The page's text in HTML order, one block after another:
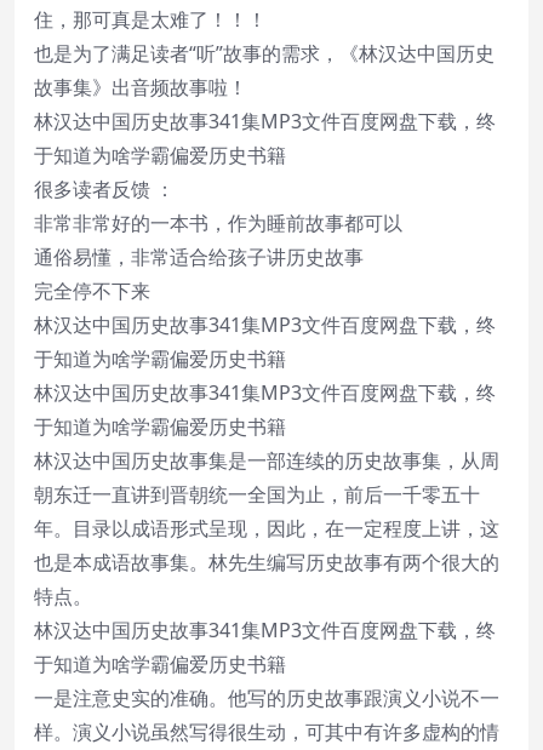
住，那可真是太难了！！！
也是为了满足读者“听”故事的需求，《林汉达中国历史
故事集》出音频故事啦！
林汉达中国历史故事341集MP3文件百度网盘下载，终
于知道为啥学霸偏爱历史书籍
很多读者反馈 ：
非常非常好的一本书，作为睡前故事都可以
通俗易懂，非常适合给孩子讲历史故事
完全停不下来
林汉达中国历史故事341集MP3文件百度网盘下载，终
于知道为啥学霸偏爱历史书籍
林汉达中国历史故事341集MP3文件百度网盘下载，终
于知道为啥学霸偏爱历史书籍
林汉达中国历史故事集是一部连续的历史故事集，从周
朝东迁一直讲到晋朝统一全国为止，前后一千零五十
年。目录以成语形式呈现，因此，在一定程度上讲，这
也是本成语故事集。林先生编写历史故事有两个很大的
特点。
林汉达中国历史故事341集MP3文件百度网盘下载，终
于知道为啥学霸偏爱历史书籍
一是注意史实的准确。他写的历史故事跟演义小说不一
样。演义小说虽然写得很生动，可其中有许多虚构的情